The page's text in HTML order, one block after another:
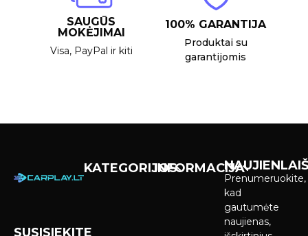
SAUGŪS
MOKĖJIMAI
Visa, PayPal ir kiti
100% GARANTIJA
Produktai su
garantijomis
SUSISIEKITE
KATEGORIJOSINFORMACIJA
Prenumeruokite,
kad
gautumėte
naujienas,